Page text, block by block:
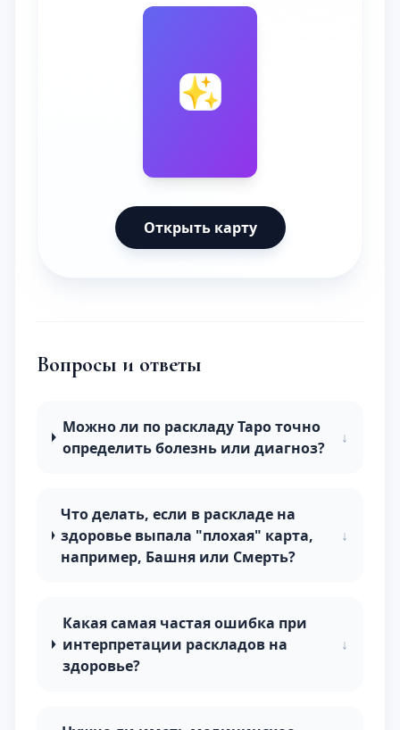
🔮
✨
Открыть карту
Вопросы и ответы
Можно ли по раскладу Таро точно
определить болезнь или диагноз?
↓
Что делать, если в раскладе на
здоровье выпала "плохая" карта,
например, Башня или Смерть?
↓
Какая самая частая ошибка при
интерпретации раскладов на
здоровье?
↓